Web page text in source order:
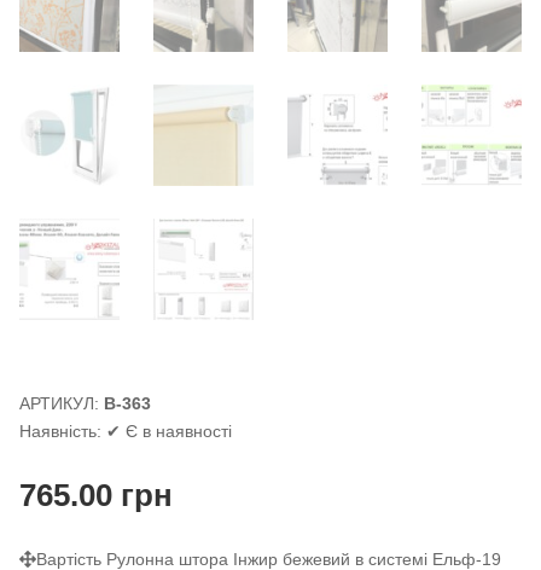
АРТИКУЛ: В-363
Наявність: ✔ Є в наявності
765.00грн
Вартість Рулонна штора Інжир бежевий в системі Ельф-19